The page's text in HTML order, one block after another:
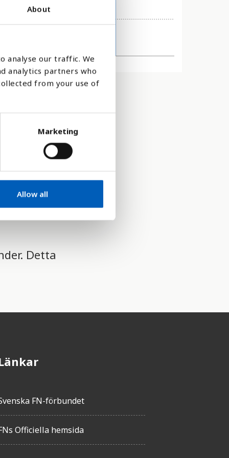
About
analyse our traffic. We
analytics partners who
from your use of
Marketing
Allow all
Detta
FN-förbundet
Officiella hemsida